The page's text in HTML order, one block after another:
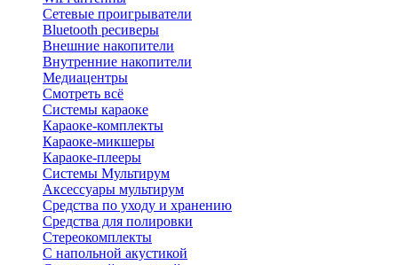
Сетевые проигрыватели
Bluetooth ресиверы
Внешние накопители
Внутренние накопители
Медиацентры
Смотреть всё
Системы караоке
Караоке-комплекты
Караоке-микшеры
Караоке-плееры
Системы Мультирум
Аксессуары мультирум
Средства по уходу и хранению
Средства для полировки
Стереокомплекты
C напольной акустикой